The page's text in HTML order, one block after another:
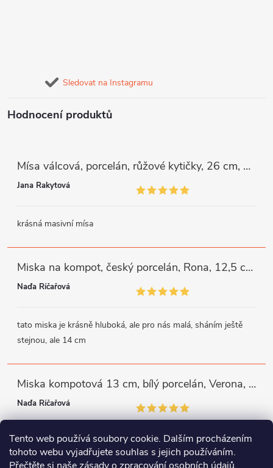
Tento web používá soubory cookie. Dalším procházením
tohoto webu vyjadřujete souhlas s jejich používáním.
Sledovat na Instagramu
Hodnocení produktů
Mísa válcová, porcelán, růžové kytičky, 26 cm, G. Benedikt
Jana Rakytová
krásná masivní mísa
Miska na kompot, český porcelán, Rona, 12,5 cm, bílý, G. Benedikt
Naďa Říčařová
tato miska je krásně hluboká, ale pro nás malá, sháním ještě
stejnou, ale 14 cm
Miska kompotová 13 cm, bílý porcelán, Verona, G. Benedikt
Naďa Říčařová
miska je trochu mělká, ale využiji